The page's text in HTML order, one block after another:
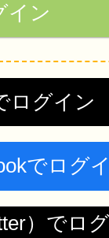
ログイン
でログ
）でロ